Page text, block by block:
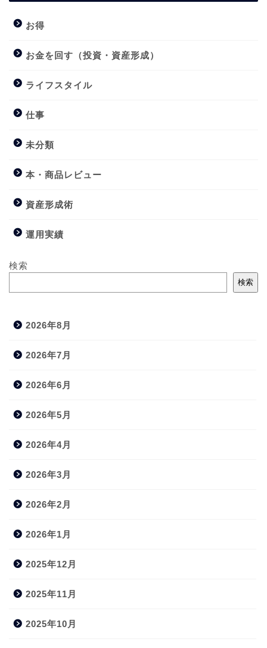
お得
お金を回す（投資・資産形成）
ライフスタイル
仕事
未分類
本・商品レビュー
資産形成術
運用実績
検索
検索
2026年8月
2026年7月
2026年6月
2026年5月
2026年4月
2026年3月
2026年2月
2026年1月
2025年12月
2025年11月
2025年10月